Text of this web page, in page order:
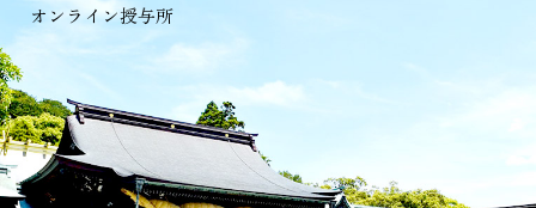
オンライン授与所